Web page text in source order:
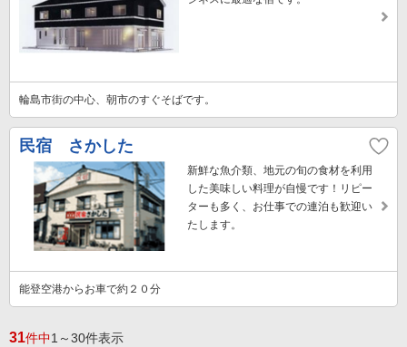
輪島市街の中心、朝市のすぐそばです。
民宿 さかした
新鮮な魚介類、地元の旬の食材を利用
した美味しい料理が自慢です！リピー
ターも多く、お仕事での連泊も歓迎い
たします。
能登空港からお車で約２０分
31件中1～30件表示